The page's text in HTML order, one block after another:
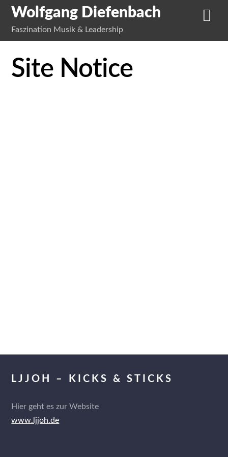
Wolfgang Diefenbach
Faszination Musik & Leadership
Site Notice
LJJOH – KICKS & STICKS
Hier geht es zur Website
www.ljjoh.de